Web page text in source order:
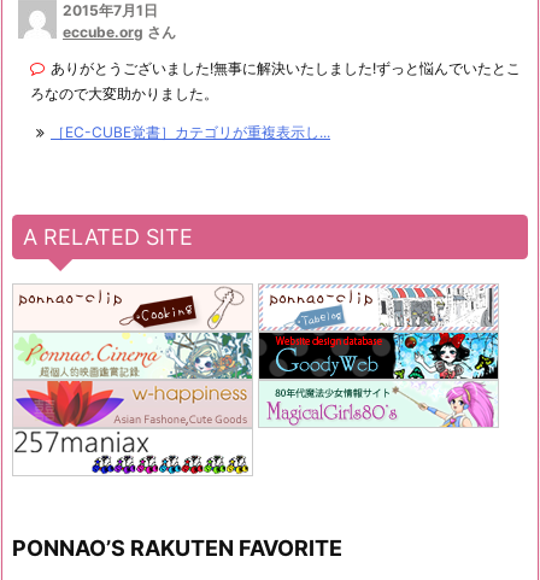
2015年7月1日
eccube.org さん
ありがとうございました!無事に解決いたしました!ずっと悩んでいたとこ
ろなので大変助かりました。
［EC-CUBE覚書］カテゴリが重複表示し...
A RELATED SITE
PONNAO’S RAKUTEN FAVORITE